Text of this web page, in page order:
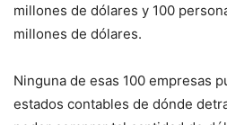
millones de dólares y 100
millones de dólares.
Ninguna de esas 100 empresas
estados contables de dónde